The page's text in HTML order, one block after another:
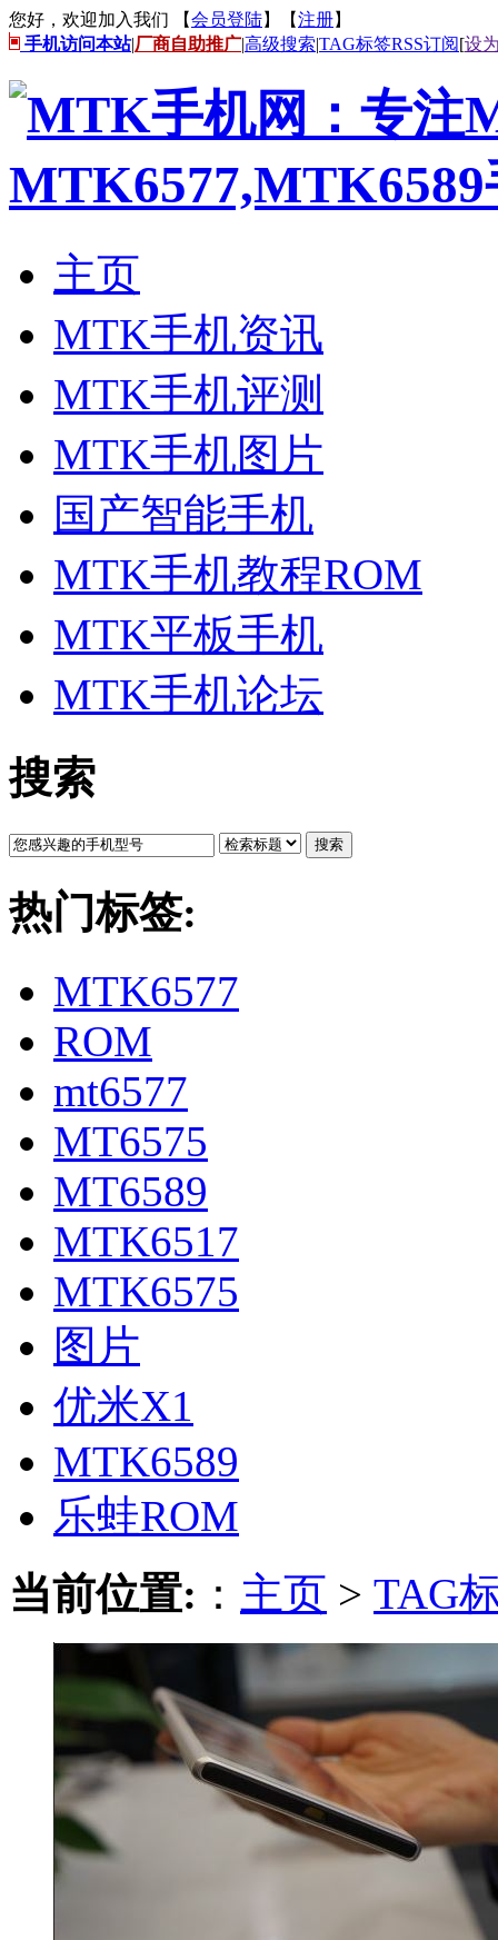
您好，欢迎加入我们 【会员登陆】【注册】
手机访问本站|厂商自助推广|高级搜索|TAG标签RSS订阅[设
主页
MTK手机资讯
MTK手机评测
MTK手机图片
国产智能手机
MTK手机教程ROM
MTK平板手机
MTK手机论坛
搜索
搜索
热门标签:
MTK6577
ROM
mt6577
MT6575
MT6589
MTK6517
MTK6575
图片
优米X1
MTK6589
乐蛙ROM
当前位置: ： 主页 > TAG